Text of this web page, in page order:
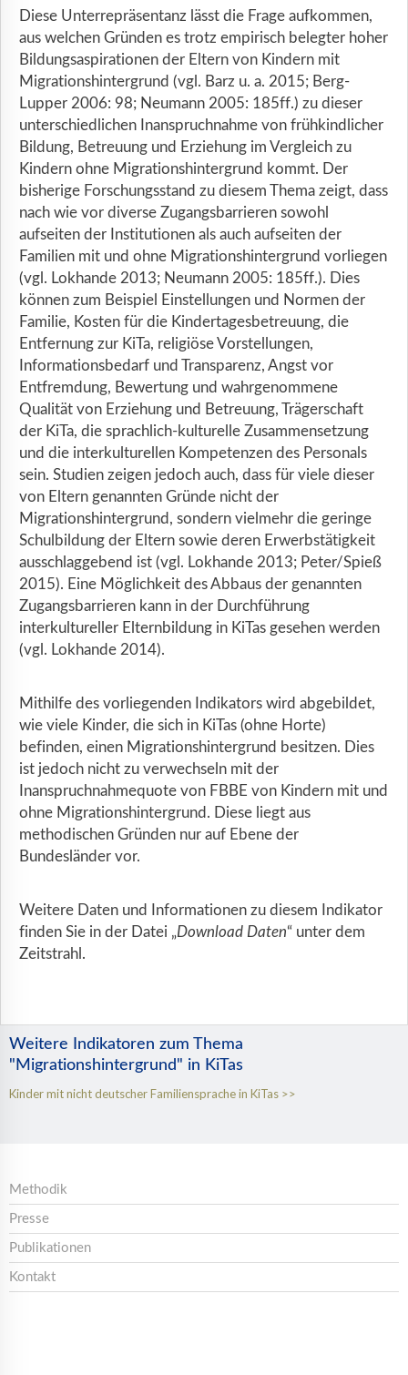
Diese Unterrepräsentanz lässt die Frage aufkommen,
aus welchen Gründen es trotz empirisch belegter hoher
Bildungsaspirationen der Eltern von Kindern mit
Migrationshintergrund (vgl. Barz u. a. 2015; Berg-
Lupper 2006: 98; Neumann 2005: 185ff.) zu dieser
unterschiedlichen Inanspruchnahme von frühkindlicher
Bildung, Betreuung und Erziehung im Vergleich zu
Kindern ohne Migrationshintergrund kommt. Der
bisherige Forschungsstand zu diesem Thema zeigt, dass
nach wie vor diverse Zugangsbarrieren sowohl
aufseiten der Institutionen als auch aufseiten der
Familien mit und ohne Migrationshintergrund vorliegen
(vgl. Lokhande 2013; Neumann 2005: 185ff.). Dies
können zum Beispiel Einstellungen und Normen der
Familie, Kosten für die Kindertagesbetreuung, die
Entfernung zur KiTa, religiöse Vorstellungen,
Informationsbedarf und Transparenz, Angst vor
Entfremdung, Bewertung und wahrgenommene
Qualität von Erziehung und Betreuung, Trägerschaft
der KiTa, die sprachlich-kulturelle Zusammensetzung
und die interkulturellen Kompetenzen des Personals
sein. Studien zeigen jedoch auch, dass für viele dieser
von Eltern genannten Gründe nicht der
Migrationshintergrund, sondern vielmehr die geringe
Schulbildung der Eltern sowie deren Erwerbstätigkeit
ausschlaggebend ist (vgl. Lokhande 2013; Peter/Spieß
2015). Eine Möglichkeit des Abbaus der genannten
Zugangsbarrieren kann in der Durchführung
interkultureller Elternbildung in KiTas gesehen werden
(vgl. Lokhande 2014).
Mithilfe des vorliegenden Indikators wird abgebildet,
wie viele Kinder, die sich in KiTas (ohne Horte)
befinden, einen Migrationshintergrund besitzen. Dies
ist jedoch nicht zu verwechseln mit der
Inanspruchnahmequote von FBBE von Kindern mit und
ohne Migrationshintergrund. Diese liegt aus
methodischen Gründen nur auf Ebene der
Bundesländer vor.
Weitere Daten und Informationen zu diesem Indikator
finden Sie in der Datei „Download Daten“ unter dem
Zeitstrahl.
Weitere Indikatoren zum Thema
"Migrationshintergrund" in KiTas
Kinder mit nicht deutscher Familiensprache in KiTas
Methodik
Presse
Publikationen
Kontakt